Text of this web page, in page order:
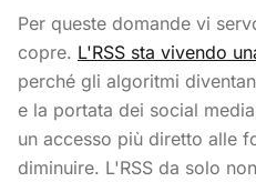
Per queste domande vi
copre. L'RSS sta vivendo
perché gli algoritmi
e la portata dei social
un accesso più diretto alle
diminuire. L'RSS da solo